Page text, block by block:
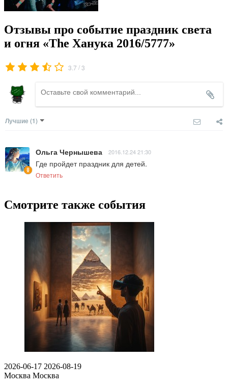
Отзывы про событие праздник света
и огня «The Ханука 2016/5777»
3.7 /3
Лучшие (1)
Ольга Чернышева 2016.12.24 21:30
Где пройдет праздник для детей.
Ответить
Смотрите также события
2026-06-17 2026-08-19
Москва Москва